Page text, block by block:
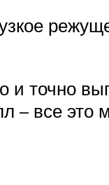
и точно
– все это